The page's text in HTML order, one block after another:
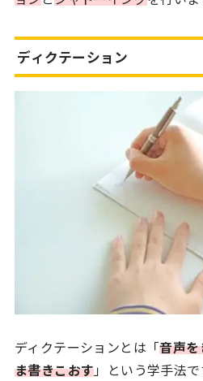
ディクテーション
ディクテーションとは「音声
ま書きこおす」という学手法で